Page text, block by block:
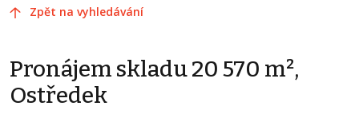
Zpět na vyhledávání
Pronájem skladu 20 570 m²,
Ostředek